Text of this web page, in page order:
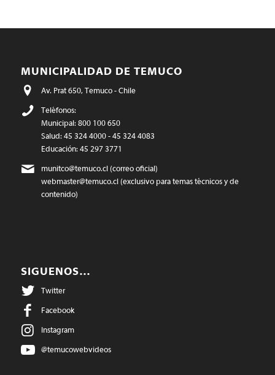
MUNICIPALIDAD DE TEMUCO
Av. Prat 650, Temuco - Chile
Teléfonos:
Municipal: 800 100 650
Salud: 45 324 4000 - 45 324 4083
Educación: 45 297 3771
munitco@temuco.cl(correo oficial)
webmaster@temuco.cl(exclusivo para temas técnicos y de
contenido)
SIGUENOS…
Twitter
Facebook
Instagram
@temucowebvideos